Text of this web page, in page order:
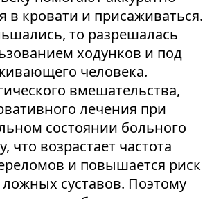
в кровати и присаживаться.
то разрешалась
ходунков и под
человека.
вмешательства,
лечения при
состоянии больного
что возрастает частота
и повышается риск
суставов. Поэтому